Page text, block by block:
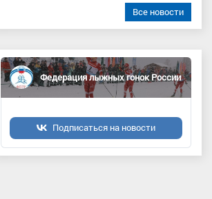
Все новости
Федерация лыжных гонок России
Подписаться на новости